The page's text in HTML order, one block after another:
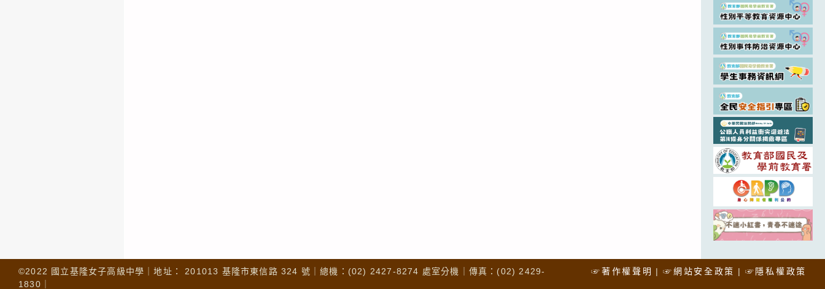
☞著作權聲明 ☞網站安全政策 ☞隱私權政策
©2022 國立基隆女子高級中學｜地址： 201013 基隆市東信路 324 號｜總機：(02) 2427-8274 處室分機｜傳真：(02) 2429-
1830｜